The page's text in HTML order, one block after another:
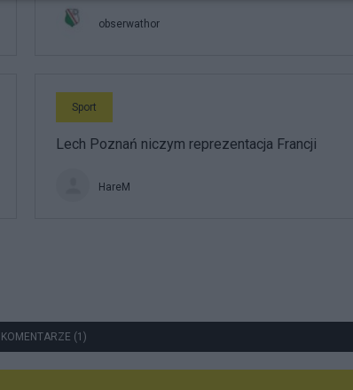
obserwathor
Sport
Lech Poznań niczym reprezentacja Francji
HareM
KOMENTARZE (1)